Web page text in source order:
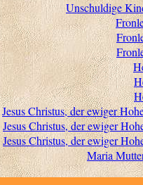
Unschuldige
Jesus Christus, der ewiger
Jesus Christus, der ewiger
Jesus Christus, der ewiger
Maria